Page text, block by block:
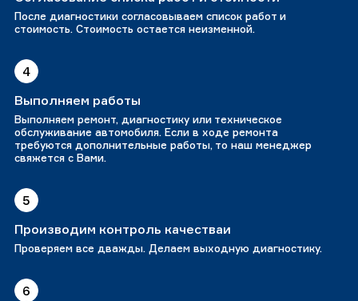
После диагностики согласовываем список работ и
стоимость. Стоимость остается неизменной.
4
Выполняем работы
Выполняем ремонт, диагностику или техническое
обслуживание автомобиля. Если в ходе ремонта
требуются дополнительные работы, то наш менеджер
свяжется с Вами.
5
Производим контроль качестваи
Проверяем все дважды. Делаем выходную диагностику.
6